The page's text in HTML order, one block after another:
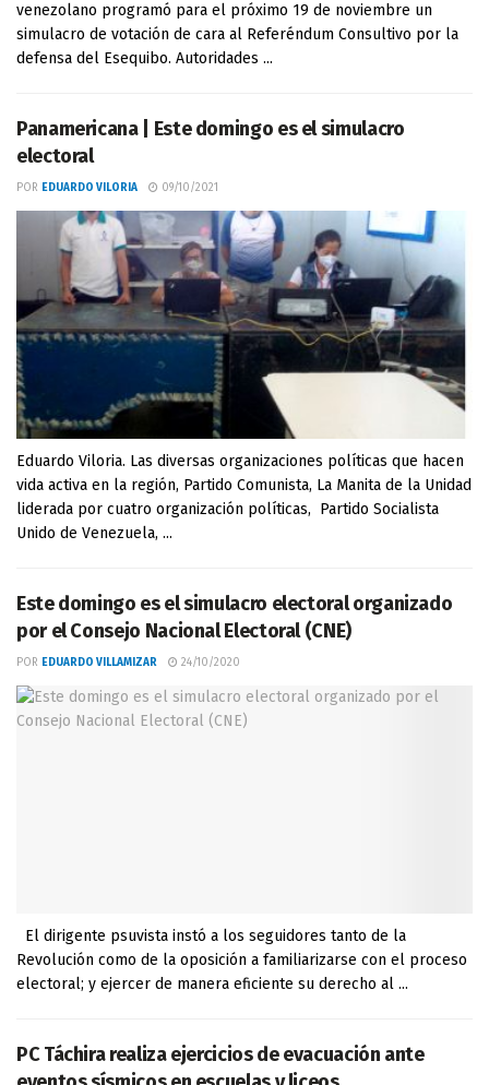
venezolano programó para el próximo 19 de noviembre un
simulacro de votación de cara al Referéndum Consultivo por la
defensa del Esequibo. Autoridades ...
Panamericana | Este domingo es el simulacro
electoral
POR EDUARDO VILORIA 09/10/2021
Eduardo Viloria. Las diversas organizaciones políticas que hacen
vida activa en la región, Partido Comunista, La Manita de la Unidad
liderada por cuatro organización políticas, Partido Socialista
Unido de Venezuela, ...
Este domingo es el simulacro electoral organizado
por el Consejo Nacional Electoral (CNE)
POR EDUARDO VILLAMIZAR 24/10/2020
El dirigente psuvista instó a los seguidores tanto de la
Revolución como de la oposición a familiarizarse con el proceso
electoral; y ejercer de manera eficiente su derecho al ...
PC Táchira realiza ejercicios de evacuación ante